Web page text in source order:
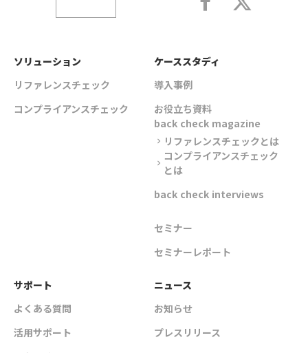
ソリューション
リファレンスチェック
コンプライアンスチェック
ケーススタディ
導入事例
お役立ち資料
back check magazine
chevron_right リファレンスチェックとは
chevron_right
コンプライアンスチェック
とは
back check interviews
セミナー
セミナーレポート
サポート
よくある質問
活用サポート
ニュース
お知らせ
プレスリリース